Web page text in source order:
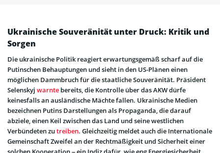
Ukrainische Souveränität unter Druck: Kritik und
Sorgen
Die ukrainische Politik reagiert erwartungsgemäß scharf auf die
Putinschen Behauptungen und sieht in den US-Plänen einen
möglichen Dammbruch für die staatliche Souveränität. Präsident
Selenskyj warnte bereits, die Kontrolle über das AKW dürfe
keinesfalls an ausländische Mächte fallen. Ukrainische Medien
bezeichnen Putins Darstellungen als Propaganda, die darauf
abziele, einen Keil zwischen das Land und seine westlichen
Verbündeten zutreiben. Gleichzeitig meldet auch die Internationale
Gemeinschaft Zweifel an der Rechtmäßigkeit und Sicherheit einer